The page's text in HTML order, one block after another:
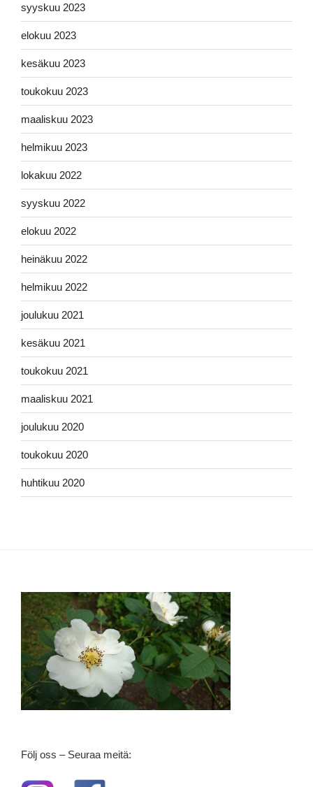
syyskuu 2023
elokuu 2023
kesäkuu 2023
toukokuu 2023
maaliskuu 2023
helmikuu 2023
lokakuu 2022
syyskuu 2022
elokuu 2022
heinäkuu 2022
helmikuu 2022
joulukuu 2021
kesäkuu 2021
toukokuu 2021
maaliskuu 2021
joulukuu 2020
toukokuu 2020
huhtikuu 2020
Följ oss – Seuraa meitä: